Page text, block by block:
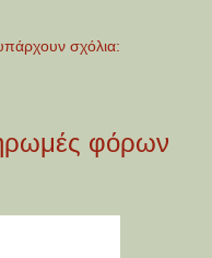
σχόλια:
φόρων